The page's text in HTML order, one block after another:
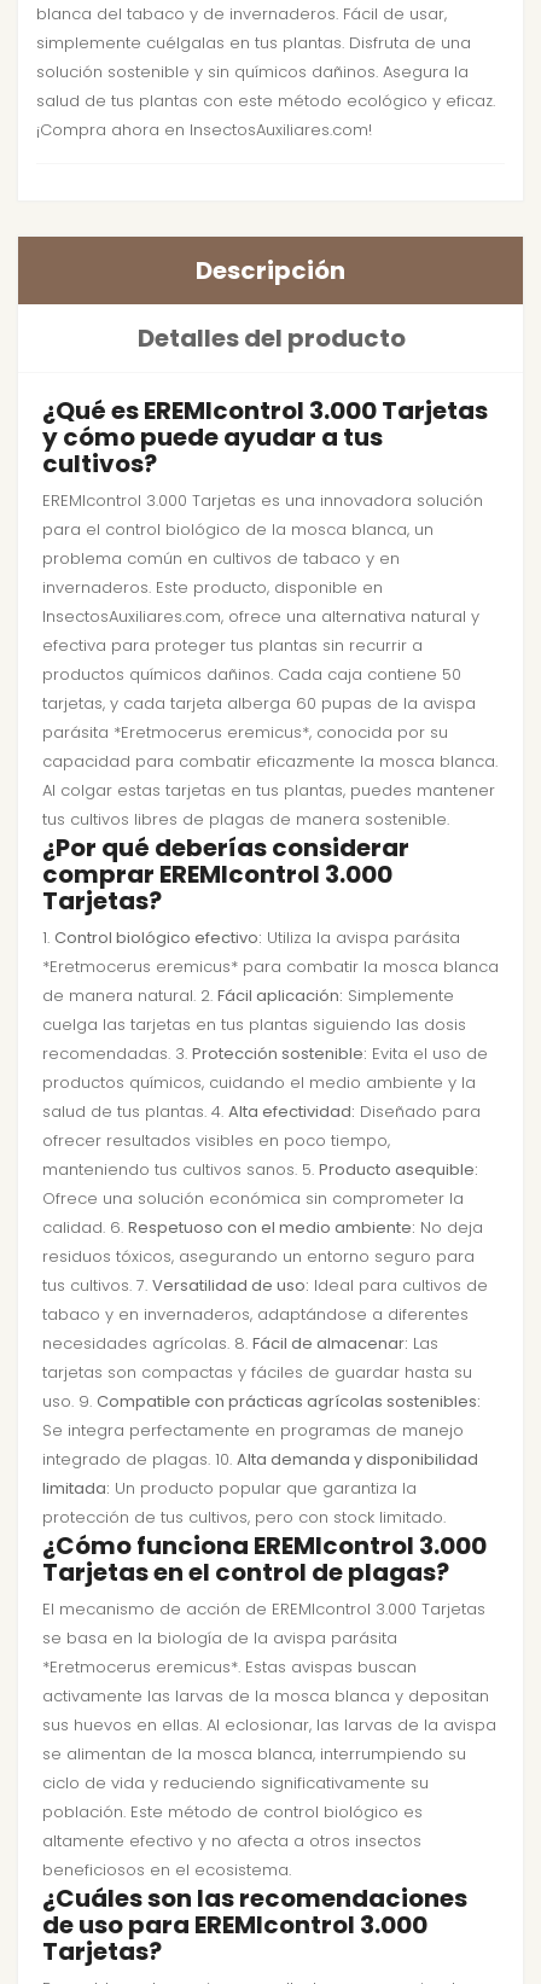
blanca del tabaco y de invernaderos. Fácil de usar,
simplemente cuélgalas en tus plantas. Disfruta de una
solución sostenible y sin químicos dañinos. Asegura la
salud de tus plantas con este método ecológico y eficaz.
¡Compra ahora en InsectosAuxiliares.com!
Descripción
Detalles del producto
¿Qué es EREMIcontrol 3.000 Tarjetas
y cómo puede ayudar a tus
cultivos?
EREMIcontrol 3.000 Tarjetas es una innovadora solución
para el control biológico de la mosca blanca, un
problema común en cultivos de tabaco y en
invernaderos. Este producto, disponible en
InsectosAuxiliares.com, ofrece una alternativa natural y
efectiva para proteger tus plantas sin recurrir a
productos químicos dañinos. Cada caja contiene 50
tarjetas, y cada tarjeta alberga 60 pupas de la avispa
parásita *Eretmocerus eremicus*, conocida por su
capacidad para combatir eficazmente la mosca blanca.
Al colgar estas tarjetas en tus plantas, puedes mantener
tus cultivos libres de plagas de manera sostenible.
¿Por qué deberías considerar
comprar EREMIcontrol 3.000
Tarjetas?
1. Control biológico efectivo: Utiliza la avispa parásita
*Eretmocerus eremicus* para combatir la mosca blanca
de manera natural. 2. Fácil aplicación: Simplemente
cuelga las tarjetas en tus plantas siguiendo las dosis
recomendadas. 3. Protección sostenible: Evita el uso de
productos químicos, cuidando el medio ambiente y la
salud de tus plantas. 4. Alta efectividad: Diseñado para
ofrecer resultados visibles en poco tiempo,
manteniendo tus cultivos sanos. 5. Producto asequible:
Ofrece una solución económica sin comprometer la
calidad. 6. Respetuoso con el medio ambiente: No deja
residuos tóxicos, asegurando un entorno seguro para
tus cultivos. 7. Versatilidad de uso: Ideal para cultivos de
tabaco y en invernaderos, adaptándose a diferentes
necesidades agrícolas. 8. Fácil de almacenar: Las
tarjetas son compactas y fáciles de guardar hasta su
uso. 9. Compatible con prácticas agrícolas sostenibles:
Se integra perfectamente en programas de manejo
integrado de plagas. 10. Alta demanda y disponibilidad
limitada: Un producto popular que garantiza la
protección de tus cultivos, pero con stock limitado.
¿Cómo funciona EREMIcontrol 3.000
Tarjetas en el control de plagas?
El mecanismo de acción de EREMIcontrol 3.000 Tarjetas
se basa en la biología de la avispa parásita
*Eretmocerus eremicus*. Estas avispas buscan
activamente las larvas de la mosca blanca y depositan
sus huevos en ellas. Al eclosionar, las larvas de la avispa
se alimentan de la mosca blanca, interrumpiendo su
ciclo de vida y reduciendo significativamente su
población. Este método de control biológico es
altamente efectivo y no afecta a otros insectos
beneficiosos en el ecosistema.
¿Cuáles son las recomendaciones
de uso para EREMIcontrol 3.000
Tarjetas?